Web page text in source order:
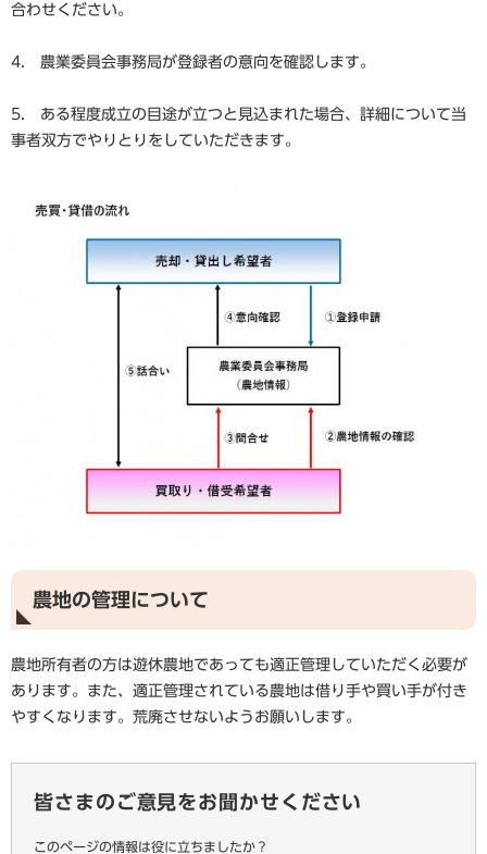
合わせください。
4. 農業委員会事務局が登録者の意向を確認します。
5. ある程度成立の目途が立つと見込まれた場合、詳細について当
事者双方でやりとりをしていただきます。
農地の管理について
農地所有者の方は遊休農地であっても適正管理していただく必要が
あります。また、適正管理されている農地は借り手や買い手が付き
やすくなります。荒廃させないようお願いします。
皆さまのご意見をお聞かせください
このページの情報は役に立ちましたか？